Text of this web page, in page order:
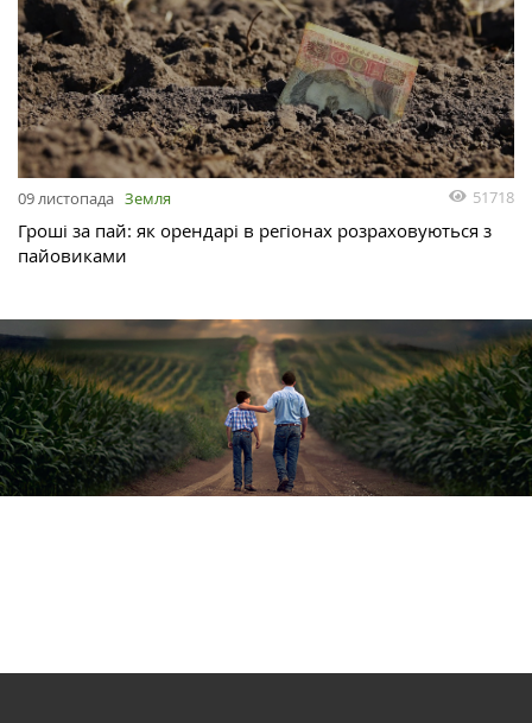
09 листопада Земля 51718
Гроші за пай: як орендарі в регіонах розраховуються з
пайовиками